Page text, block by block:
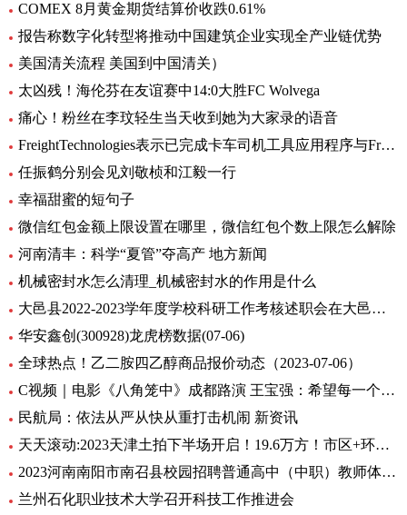
COMEX 8月黄金期货结算价收跌0.61%
报告称数字化转型将推动中国建筑企业实现全产业链优势
美国清关流程 美国到中国清关）
太凶残！海伦芬在友谊赛中14:0大胜FC Wolvega
痛心！粉丝在李玟轻生当天收到她为大家录的语音
FreightTechnologies表示已完成卡车司机工具应用程序与Fr8App货运匹配平台的集成
任振鹤分别会见刘敬桢和江毅一行
幸福甜蜜的短句子
微信红包金额上限设置在哪里，微信红包个数上限怎么解除
河南清丰：科学“夏管”夺高产 地方新闻
机械密封水怎么清理_机械密封水的作用是什么
大邑县2022-2023学年度学校科研工作考核述职会在大邑县北街小学举行
华安鑫创(300928)龙虎榜数据(07-06)
全球热点！乙二胺四乙醇商品报价动态（2023-07-06）
C视频｜电影《八角笼中》成都路演 王宝强：希望每一个人在艰难中，都把自己的力量激发出来
民航局：依法从严从快从重打击机闹 新资讯
天天滚动:2023天津土拍下半场开启！19.6万方！市区+环城四宗地块连挂
2023河南南阳市南召县校园招聘普通高中（中职）教师体检公告 全球消息
兰州石化职业技术大学召开科技工作推进会